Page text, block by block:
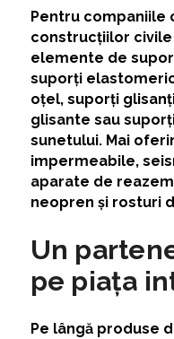
Pentru companiile
construcțiilor
elemente de
suporți
oțel, suporți
glisante sau
sunetului. Mai
impermeabile,
aparate de
neopren și rosturi
Un
pe piața
Pe lângă produse